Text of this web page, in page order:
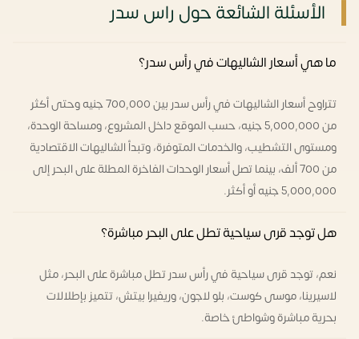
الأسئلة الشائعة حول راس سدر
ما هي أسعار الشاليهات في رأس سدر؟
تتراوح أسعار الشاليهات في رأس سدر بين 700,000 جنيه وحتى أكثر
من 5,000,000 جنيه، حسب الموقع داخل المشروع، ومساحة الوحدة،
ومستوى التشطيب، والخدمات المتوفرة، وتبدأ الشاليهات الاقتصادية
من 700 ألف، بينما تصل أسعار الوحدات الفاخرة المطلة على البحر إلى
5,000,000 جنيه أو أكثر.
هل توجد قرى سياحية تطل على البحر مباشرة؟
نعم، توجد قرى سياحية في رأس سدر تطل مباشرة على البحر، مثل
لاسيرينا، موسى كوست، بلو لاجون، وريفيرا بيتش، تتميز بإطلالات
بحرية مباشرة وشواطئ خاصة.